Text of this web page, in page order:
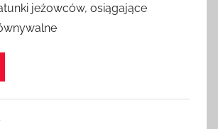
jeżowców, osiągające